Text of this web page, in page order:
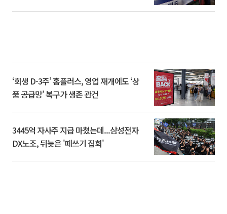
‘회생 D-3주’ 홈플러스, 영업 재개에도 ‘상
품 공급망’ 복구가 생존 관건
3445억 자사주 지급 마쳤는데...삼성전자
DX노조, 뒤늦은 '떼쓰기 집회'